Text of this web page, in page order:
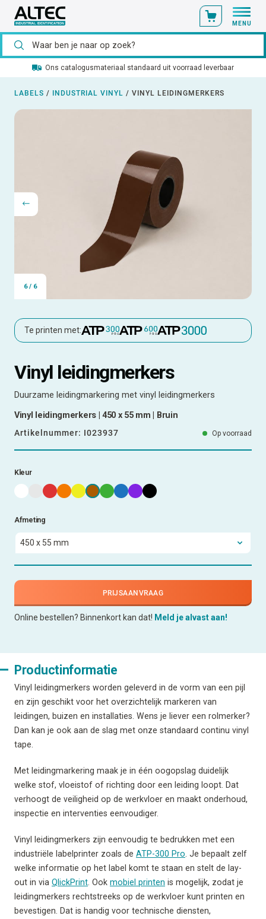
MENU
Ons catalogusmateriaal standaard uit voorraad leverbaar
LABELS / INDUSTRIAL VINYL / VINYL LEIDINGMERKERS
6/ 6
Te printen met:
Vinyl leidingmerkers
Duurzame leidingmarkering met vinyl leidingmerkers
Vinyl leidingmerkers | 450 x 55 mm | Bruin
Artikelnummer: I023937 Op voorraad
Kleur
Afmeting
PRIJSAANVRAAG
Online bestellen? Binnenkort kan dat! Meld je alvast aan!
Productinformatie
Vinyl leidingmerkers worden geleverd in de vorm van een pijl
en zijn geschikt voor het overzichtelijk markeren van
leidingen, buizen en installaties. Wens je liever een rolmerker?
Dan kan je ook aan de slag met onze standaard continu vinyl
tape.
Met leidingmarkering maak je in één oogopslag duidelijk
welke stof, vloeistof of richting door een leiding loopt. Dat
verhoogt de veiligheid op de werkvloer en maakt onderhoud,
inspectie en interventies eenvoudiger.
Vinyl leidingmerkers zijn eenvoudig te bedrukken met een
industriële labelprinter zoals de ATP-300 Pro . Je bepaalt zelf
welke informatie op het label komt te staan en stelt de lay-
out in via QlickPrint . Ook mobiel printen is mogelijk, zodat je
leidingmerkers rechtstreeks op de werkvloer kunt printen en
bevestigen. Dat is handig voor technische diensten,